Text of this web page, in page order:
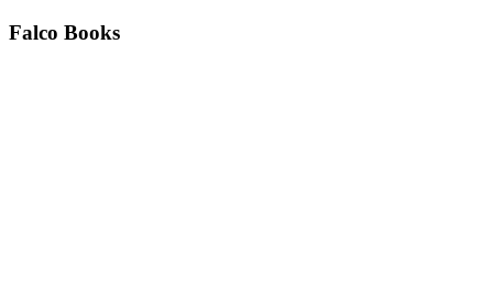
Falco Books